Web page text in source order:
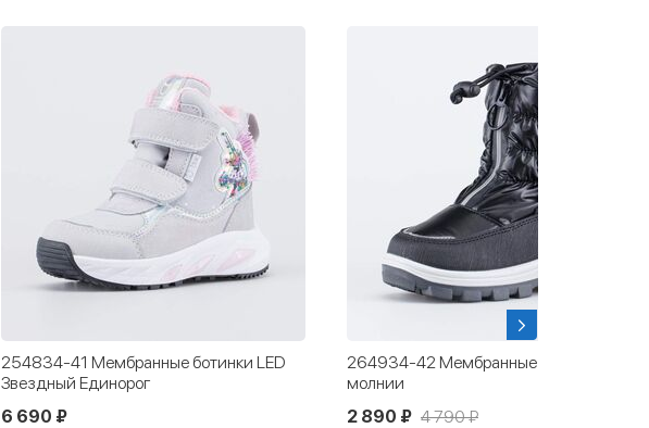
254834-41 Мембранные ботинки LED
Звездный Единорог
6 690 ₽
264934-42 Мембранные сапожки на
молнии
2 890 ₽ 4 790 ₽